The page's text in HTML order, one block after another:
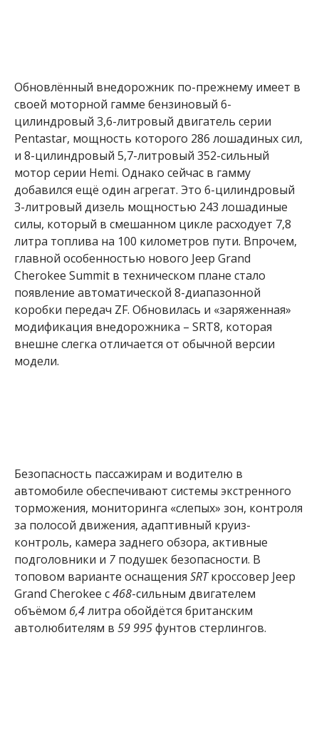
Обновлённый внедорожник по-прежнему имеет в
своей моторной гамме бензиновый 6-
цилиндровый 3,6-литровый двигатель серии
Pentastar, мощность которого 286 лошадиных сил,
и 8-цилиндровый 5,7-литровый 352-сильный
мотор серии Hemi. Однако сейчас в гамму
добавился ещё один агрегат. Это 6-цилиндровый
3-литровый дизель мощностью 243 лошадиные
силы, который в смешанном цикле расходует 7,8
литра топлива на 100 километров пути. Впрочем,
главной особенностью нового Jeep Grand
Cherokee Summit в техническом плане стало
появление автоматической 8-диапазонной
коробки передач ZF. Обновилась и «заряженная»
модификация внедорожника – SRT8, которая
внешне слегка отличается от обычной версии
модели.
Безопасность пассажирам и водителю в
автомобиле обеспечивают системы экстренного
торможения, мониторинга «слепых» зон, контроля
за полосой движения, адаптивный круиз-
контроль, камера заднего обзора, активные
подголовники и 7 подушек безопасности. В
топовом варианте оснащения SRTкроссовер Jeep
Grand Cherokee с468-сильным двигателем
объёмом 6,4литра обойдётся британским
автолюбителям в 59 995фунтов стерлингов.